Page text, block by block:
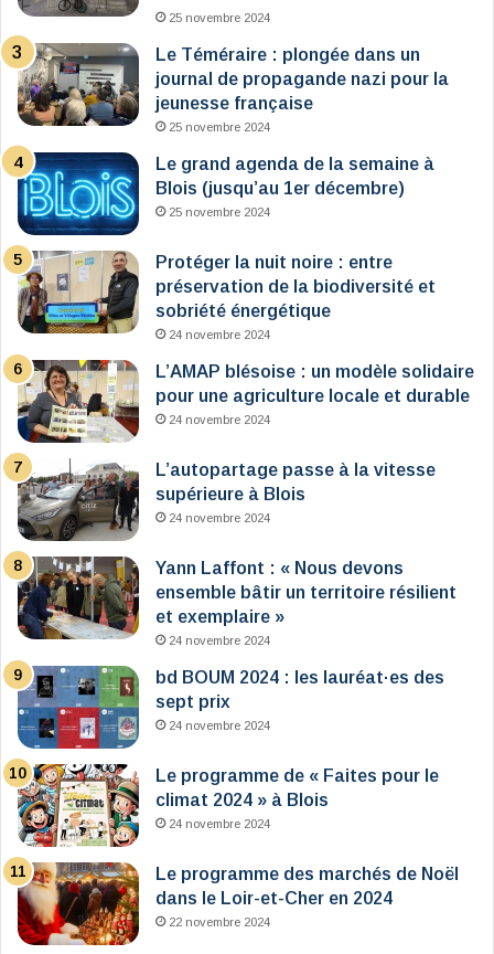
25 novembre 2024
Le Téméraire : plongée dans un
journal de propagande nazi pour la
jeunesse française
25 novembre 2024
Le grand agenda de la semaine à
Blois (jusqu’au 1er décembre)
25 novembre 2024
Protéger la nuit noire : entre
préservation de la biodiversité et
sobriété énergétique
24 novembre 2024
L’AMAP blésoise : un modèle solidaire
pour une agriculture locale et durable
24 novembre 2024
L’autopartage passe à la vitesse
supérieure à Blois
24 novembre 2024
Yann Laffont : « Nous devons
ensemble bâtir un territoire résilient
et exemplaire »
24 novembre 2024
bd BOUM 2024 : les lauréat·es des
sept prix
24 novembre 2024
Le programme de « Faites pour le
climat 2024 » à Blois
24 novembre 2024
Le programme des marchés de Noël
dans le Loir-et-Cher en 2024
22 novembre 2024